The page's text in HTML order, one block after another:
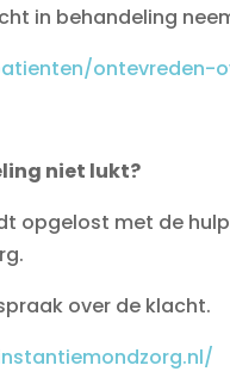
in behandeling
niet lukt?
opgelost met de
over de klacht.